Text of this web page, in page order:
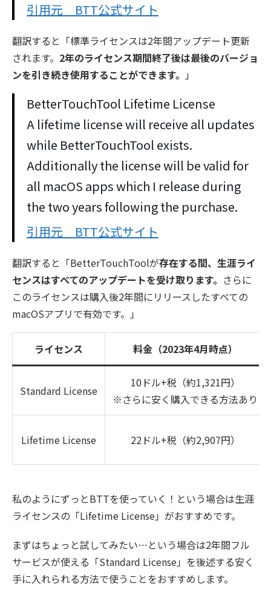
引用元 BTT公式サイト
翻訳すると「標準ライセンスは2年間アップデート更新
されます。 2年のライセンス期間終了後は最後のバージョ
ンを引き続き使用することができます。 」
BetterTouchTool Lifetime License
A lifetime license will receive all updates
while BetterTouchTool exists.
Additionally the license will be valid for
all macOS apps which I release during
the two years following the purchase.
引用元 BTT公式サイト
翻訳すると「BetterTouchToolが存在する間、生涯ライ
センスはすべてのアップデートを受け取ります。 さらに
このライセンスは購入後2年間にリリースしたすべての
macOSアプリで有効です。」
ライセンス 料金（2023年4月時点）
Standard License
10ドル+税（約1,321円）
※さらに安く購入できる方法あり
Lifetime License 22ドル+税（約2,907円）
私のようにずっとBTTを使っていく！という場合は生涯
ライセンスの「Lifetime License」がおすすめです。
まずはちょっと試してみたい…という場合は2年間フル
サービスが使える「Standard License」を後述する安く
手に入れられる方法で使うことをおすすめします。